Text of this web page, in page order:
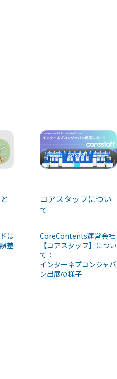
は
差
コアスタッフについ
て
CoreContents運営会社
【コアスタッフ】につい
て：
インターネプコンジャパ
ン出展の様子